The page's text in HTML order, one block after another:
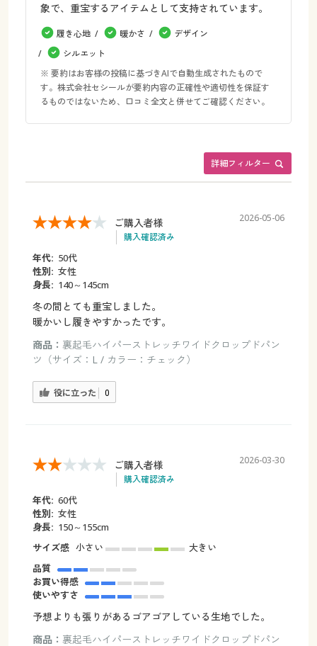
象で、重宝するアイテムとして支持されています。
履き心地 暖かさ
デザイン
シルエット
※ 要約はお客様の投稿に基づきAIで自動生成されたもので
す。株式会社セシールが要約内容の正確性や適切性を保証す
るものではないため、口コミ全文と併せてご確認ください。
詳細フィルター
ご購入者様
購入確認済み
2026-05-06
年代: 50代
性別: 女性
身長: 140～145cm
冬の間とても重宝しました。
暖かいし履きやすかったです。
商品： 裏起毛ハイパーストレッチワイドクロップドパン
ツ（サイズ：L / カラー：チェック）
役に立った 0
ご購入者様
購入確認済み
2026-03-30
年代: 60代
性別: 女性
身長: 150～155cm
サイズ感 小さい
大きい
品質
お買い得感
使いやすさ
予想よりも張りがあるゴアゴアしている生地でした。
商品： 裏起毛ハイパーストレッチワイドクロップドパン